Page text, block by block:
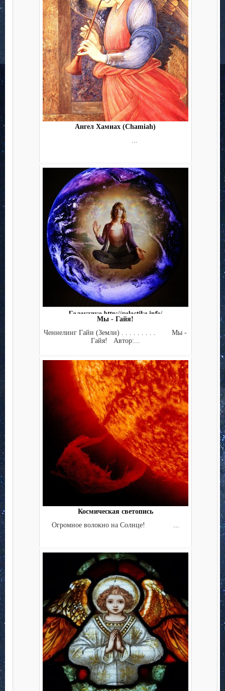
Ангел Хамиах (Chamiah)
Мы - Гайя!
Ченнелинг Гайи (Земли) . . . . . . . . . Мы -
Гайя! Автор:...
Космическая светопись
Огромное волокно на Солнце! ...